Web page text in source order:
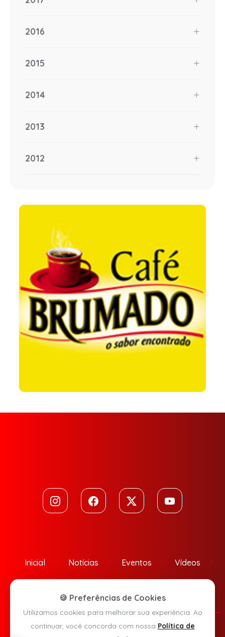
2016
2015
2014
2013
2012
Inicial Notícias Eventos Vídeos
Política de Privacidade
🍪 Preferências de Cookies
Utilizamos cookies para melhorar sua experiência. Ao
continuar, você concorda com nossa Política de